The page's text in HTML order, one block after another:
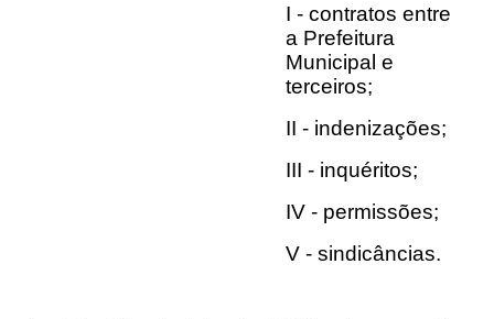
I - contratos entre
a Prefeitura
Municipal e
terceiros;
II - indenizações;
III - inquéritos;
IV - permissões;
V - sindicâncias.